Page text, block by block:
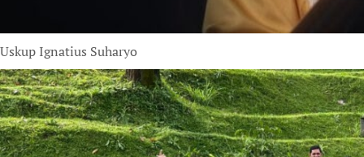
Uskup Ignatius Suharyo